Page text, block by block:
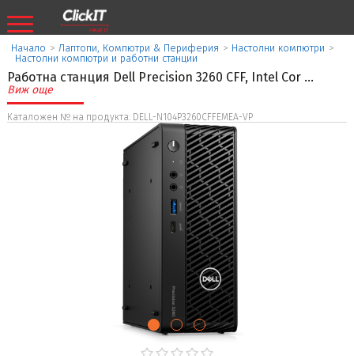
Начало > Лаптопи, Компютри & Периферия > Настолни компютри >
Настолни компютри и работни станции
Работна станция Dell Precision 3260 CFF, Intel Cor ...
Виж още
Каталожен № на продукта: DELL-N104P3260CFFEMEA-VP